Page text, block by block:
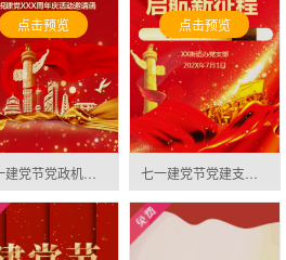
点击预览 点击预览